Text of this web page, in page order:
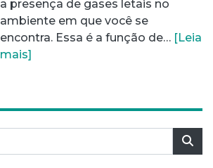
a presença de gases letais no
ambiente em que você se
encontra. Essa é a função de… [Leia
mais]